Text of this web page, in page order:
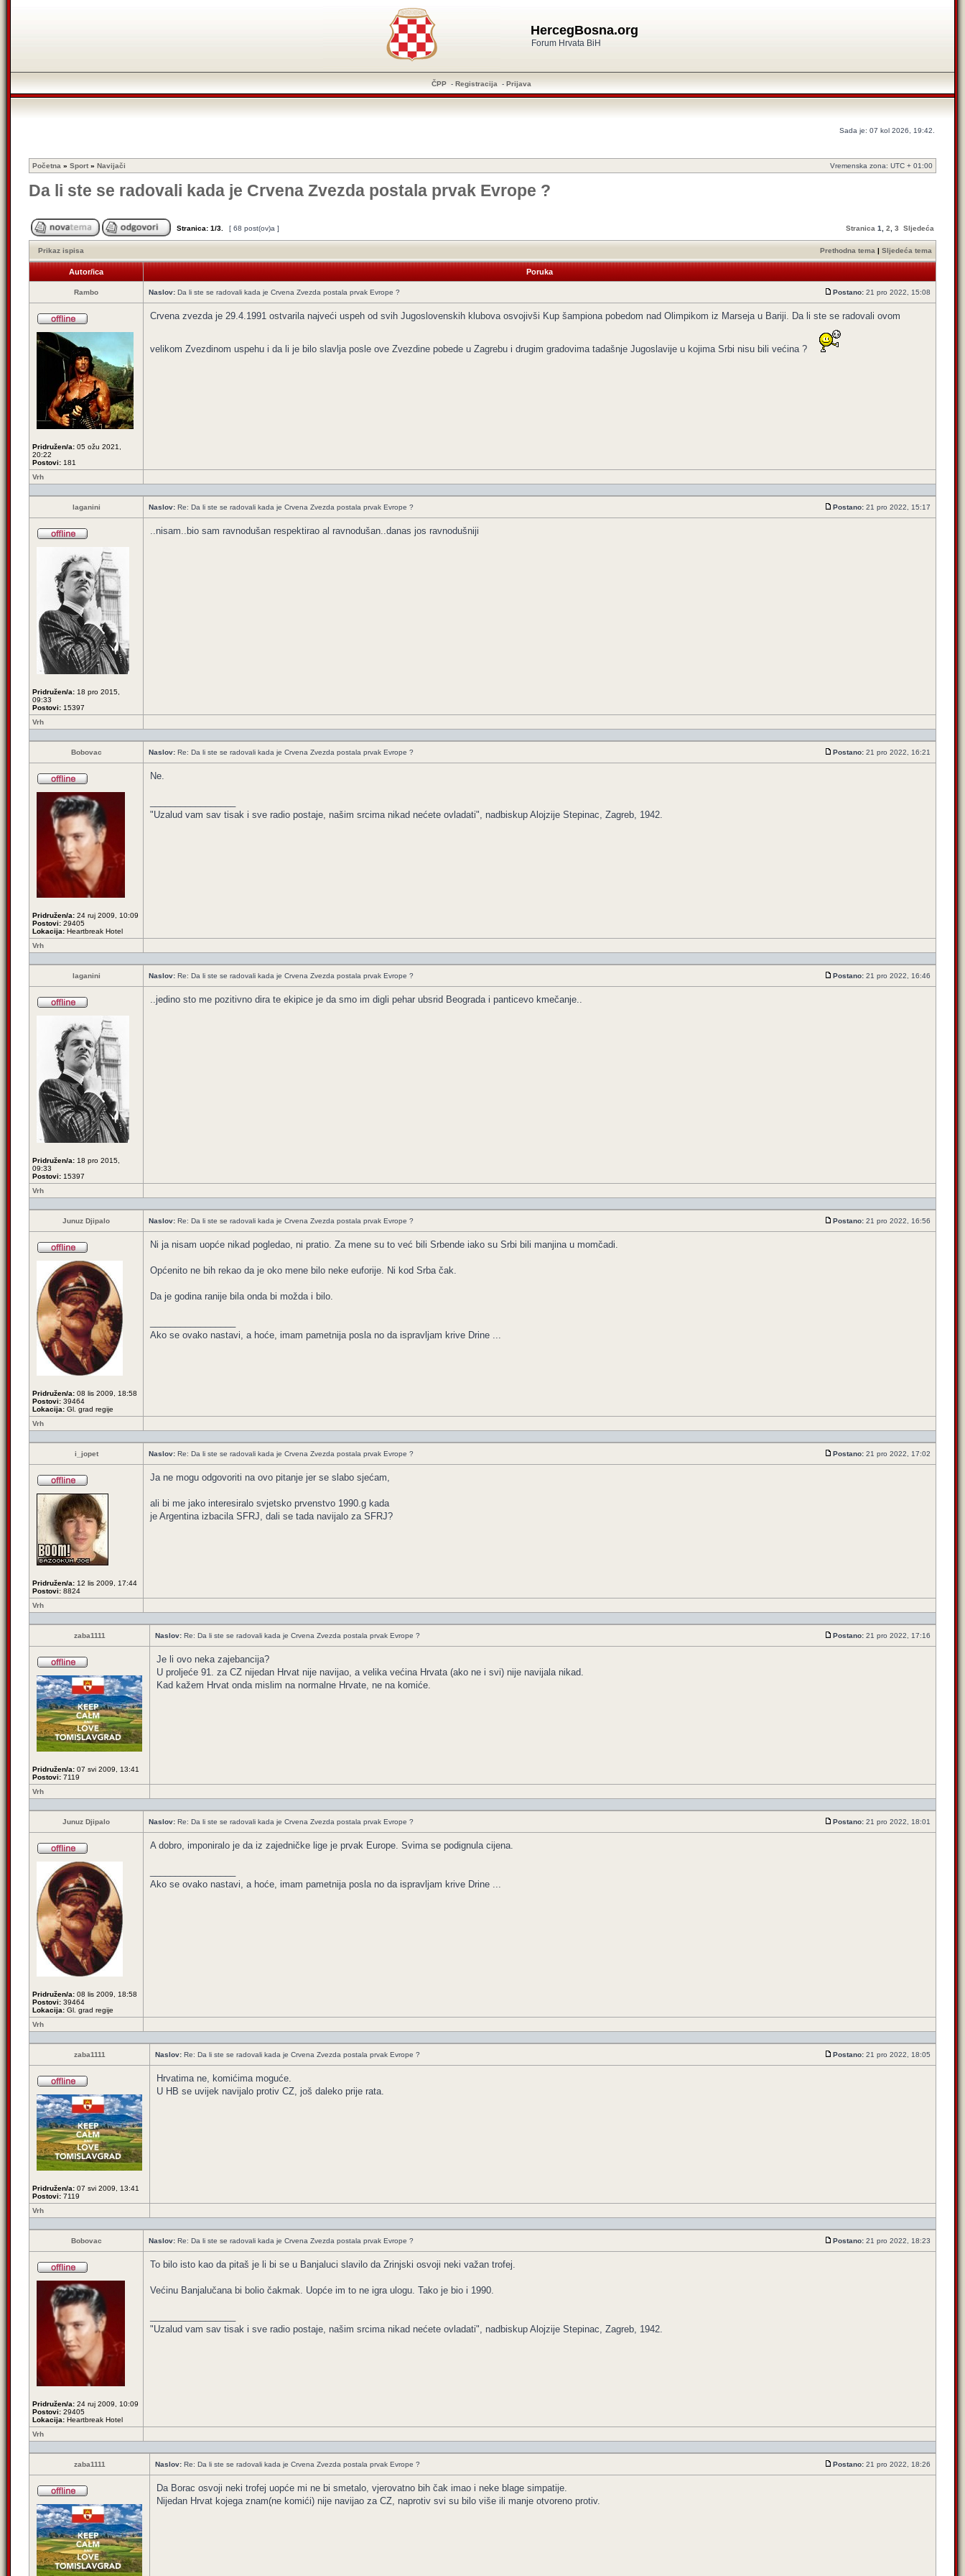
HercegBosna.org
Forum Hrvata BiH
ČPP - Registracija - Prijava
Sada je: 07 kol 2026, 19:42.
Početna » Sport » Navijači Vremenska zona: UTC + 01:00
Da li ste se radovali kada je Crvena Zvezda postala prvak Evrope ?
Stranica: 1/3 [ 68 post(ov)a ] Stranica 1 2 3 Sljedeća
Prikaz ispisa Prethodna tema | Sljedeća tema
Autor/ica Poruka
Rambo Naslov: Da li ste se radovali kada je Crvena Zvezda postala prvak Evrope ? Postano: 21 pro 2022, 15:08
Pridružen/a: 05 ožu 2021,
20:22
Postovi: 181
Crvena zvezda je 29.4.1991 ostvarila najveći uspeh od svih Jugoslovenskih klubova osvojivši Kup šampiona pobedom nad Olimpikom iz Marseja u Bariji. Da li ste se radovali ovom
velikom Zvezdinom uspehu i da li je bilo slavlja posle ove Zvezdine pobede u Zagrebu i drugim gradovima tadašnje Jugoslavije u kojima Srbi nisu bili većina ?
Vrh
laganini Naslov: Re: Da li ste se radovali kada je Crvena Zvezda postala prvak Evrope ? Postano: 21 pro 2022, 15:17
Pridružen/a: 18 pro 2015,
09:33
Postovi: 15397
..nisam..bio sam ravnodušan respektirao al ravnodušan..danas jos ravnodušniji
Vrh
Bobovac Naslov: Re: Da li ste se radovali kada je Crvena Zvezda postala prvak Evrope ? Postano: 21 pro 2022, 16:21
Pridružen/a: 24 ruj 2009, 10:09
Postovi: 29405
Lokacija: Heartbreak Hotel
Ne.
"Uzalud vam sav tisak i sve radio postaje, našim srcima nikad nećete ovladati", nadbiskup Alojzije Stepinac, Zagreb, 1942.
Vrh
laganini Naslov: Re: Da li ste se radovali kada je Crvena Zvezda postala prvak Evrope ? Postano: 21 pro 2022, 16:46
Pridružen/a: 18 pro 2015,
09:33
Postovi: 15397
..jedino sto me pozitivno dira te ekipice je da smo im digli pehar ubsrid Beograda i panticevo kmečanje..
Vrh
Junuz Djipalo Naslov: Re: Da li ste se radovali kada je Crvena Zvezda postala prvak Evrope ? Postano: 21 pro 2022, 16:56
Pridružen/a: 08 lis 2009, 18:58
Postovi: 39464
Lokacija: Gl. grad regije
Ni ja nisam uopće nikad pogledao, ni pratio. Za mene su to već bili Srbende iako su Srbi bili manjina u momčadi.
Općenito ne bih rekao da je oko mene bilo neke euforije. Ni kod Srba čak.
Da je godina ranije bila onda bi možda i bilo.
Ako se ovako nastavi, a hoće, imam pametnija posla no da ispravljam krive Drine ...
Vrh
i_jopet Naslov: Re: Da li ste se radovali kada je Crvena Zvezda postala prvak Evrope ? Postano: 21 pro 2022, 17:02
Pridružen/a: 12 lis 2009, 17:44
Postovi: 8824
Ja ne mogu odgovoriti na ovo pitanje jer se slabo sjećam,
ali bi me jako interesiralo svjetsko prvenstvo 1990.g kada
je Argentina izbacila SFRJ, dali se tada navijalo za SFRJ?
Vrh
zaba1111 Naslov: Re: Da li ste se radovali kada je Crvena Zvezda postala prvak Evrope ? Postano: 21 pro 2022, 17:16
Pridružen/a: 07 svi 2009, 13:41
Postovi: 7119
Je li ovo neka zajebancija?
U proljeće 91. za CZ nijedan Hrvat nije navijao, a velika većina Hrvata (ako ne i svi) nije navijala nikad.
Kad kažem Hrvat onda mislim na normalne Hrvate, ne na komiće.
Vrh
Junuz Djipalo Naslov: Re: Da li ste se radovali kada je Crvena Zvezda postala prvak Evrope ? Postano: 21 pro 2022, 18:01
Pridružen/a: 08 lis 2009, 18:58
Postovi: 39464
Lokacija: Gl. grad regije
A dobro, imponiralo je da iz zajedničke lige je prvak Europe. Svima se podignula cijena.
Ako se ovako nastavi, a hoće, imam pametnija posla no da ispravljam krive Drine ...
Vrh
zaba1111 Naslov: Re: Da li ste se radovali kada je Crvena Zvezda postala prvak Evrope ? Postano: 21 pro 2022, 18:05
Pridružen/a: 07 svi 2009, 13:41
Postovi: 7119
Hrvatima ne, komićima moguće.
U HB se uvijek navijalo protiv CZ, još daleko prije rata.
Vrh
Bobovac Naslov: Re: Da li ste se radovali kada je Crvena Zvezda postala prvak Evrope ? Postano: 21 pro 2022, 18:23
Pridružen/a: 24 ruj 2009, 10:09
Postovi: 29405
Lokacija: Heartbreak Hotel
To bilo isto kao da pitaš je li bi se u Banjaluci slavilo da Zrinjski osvoji neki važan trofej.
Većinu Banjalučana bi bolio čakmak. Uopće im to ne igra ulogu. Tako je bio i 1990.
"Uzalud vam sav tisak i sve radio postaje, našim srcima nikad nećete ovladati", nadbiskup Alojzije Stepinac, Zagreb, 1942.
Vrh
zaba1111 Naslov: Re: Da li ste se radovali kada je Crvena Zvezda postala prvak Evrope ? Postano: 21 pro 2022, 18:26
Da Borac osvoji neki trofej uopće mi ne bi smetalo, vjerovatno bih čak imao i neke blage simpatije.
Nijedan Hrvat kojega znam(ne komići) nije navijao za CZ, naprotiv svi su bilo više ili manje otvoreno protiv.